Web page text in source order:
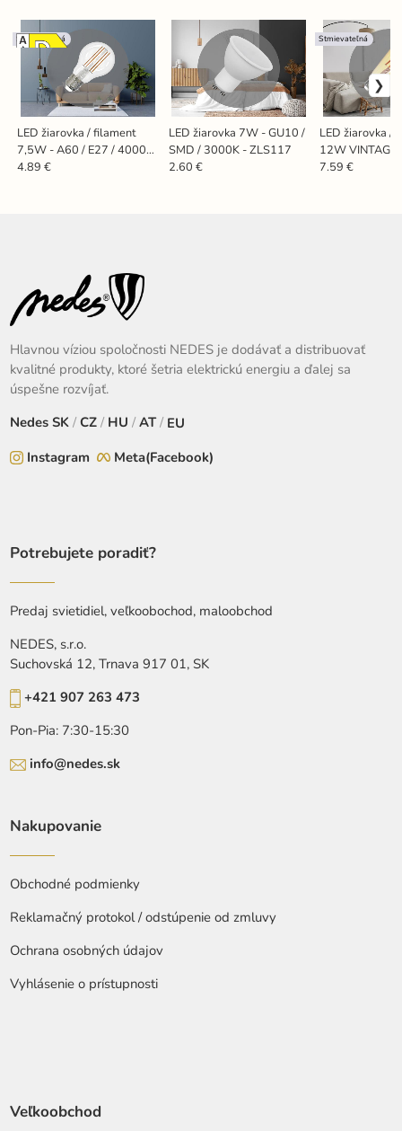
LED žiarovka / filament
7,5W - A60 / E27 / 4000K
- ZLF522D
Stmievateľná
4.89 €
LED žiarovka 7W - GU10 /
SMD / 3000K - ZLS117
2.60 €
LED žiarovka /
12W VINTAGE
E27 / 2000K -
Stmievateľná
7.59 €
Hlavnou víziou spoločnosti NEDES je dodávať a distribuovať
kvalitné produkty, ktoré šetria elektrickú energiu a ďalej sa
úspešne rozvíjať.
NedesSK / CZ / HU / AT / EU
Instagram
Meta(Facebook)
Potrebujete poradiť?
Predaj svietidiel, veľkoobochod, maloobchod
NEDES, s.r.o.
Suchovská 12, Trnava 917 01, SK
+421 907 263 473
Pon-Pia: 7:30-15:30
info@nedes.sk
Nakupovanie
Obchodné podmienky
Reklamačný protokol / odstúpenie od zmluvy
Ochrana osobných údajov
Vyhlásenie o prístupnosti
Veľkoobchod